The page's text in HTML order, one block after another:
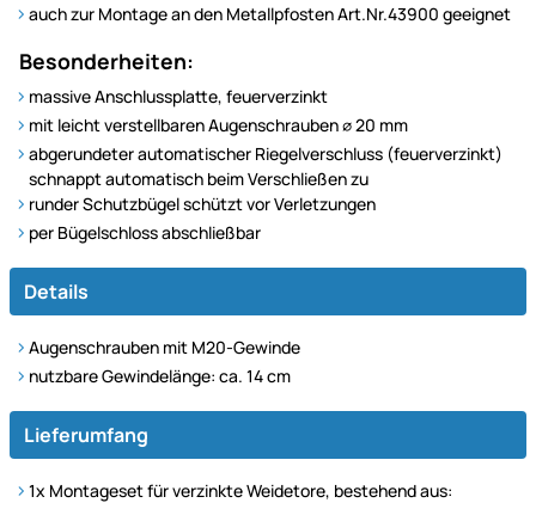
auch zur Montage an den Metallpfosten Art.Nr.43900 geeignet
Besonderheiten:
massive Anschlussplatte, feuerverzinkt
mit leicht verstellbaren Augenschrauben ∅ 20 mm
abgerundeter automatischer Riegelverschluss (feuerverzinkt)
schnappt automatisch beim Verschließen zu
runder Schutzbügel schützt vor Verletzungen
per Bügelschloss abschließbar
Details
Augenschrauben mit M20-Gewinde
nutzbare Gewindelänge: ca. 14 cm
Lieferumfang
1x Montageset für verzinkte Weidetore, bestehend aus: